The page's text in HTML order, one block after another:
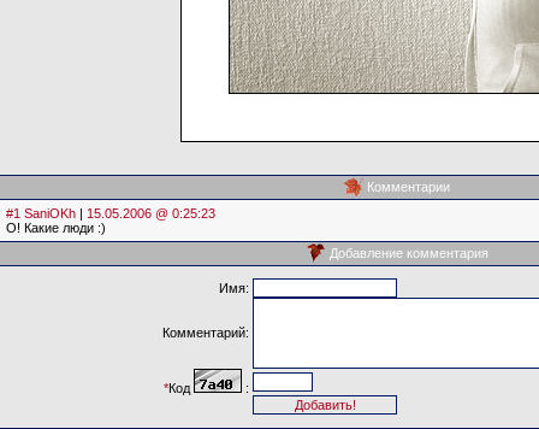
Комментарии
#1 SaniOKh | 15.05.2006 @ 0:25:23
О! Какие люди :)
Добавление комментария
Имя:
Комментарий:
*Код :